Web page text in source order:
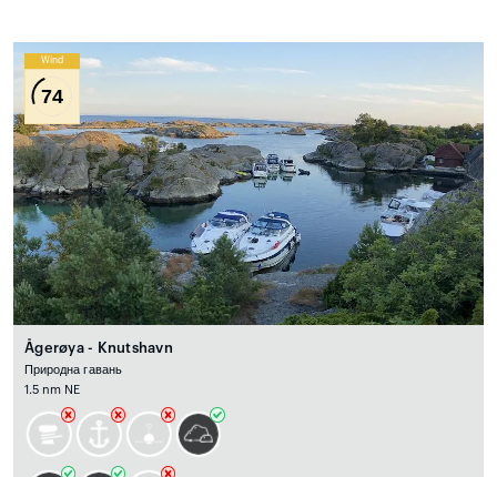
Wind
74
Ågerøya - Knutshavn
Природна гавань
1.5 nm NE